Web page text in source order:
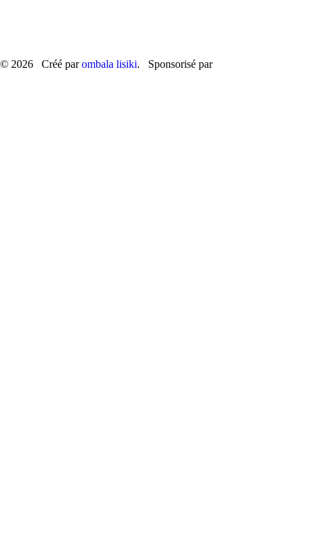
© 2026 Créé parombala lisiki. Sponsorisé par